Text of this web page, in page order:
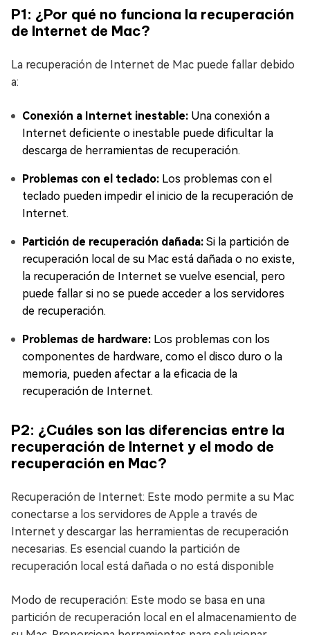
P1: ¿Por qué no funciona la recuperación
de Internet de Mac?
La recuperación de Internet de Mac puede fallar debido
a:
Conexión a Internet inestable: Una conexión a
Internet deficiente o inestable puede dificultar la
descarga de herramientas de recuperación.
Problemas con el teclado: Los problemas con el
teclado pueden impedir el inicio de la recuperación de
Internet.
Partición de recuperación dañada: Si la partición de
recuperación local de su Mac está dañada o no existe,
la recuperación de Internet se vuelve esencial, pero
puede fallar si no se puede acceder a los servidores
de recuperación.
Problemas de hardware: Los problemas con los
componentes de hardware, como el disco duro o la
memoria, pueden afectar a la eficacia de la
recuperación de Internet.
P2: ¿Cuáles son las diferencias entre la
recuperación de Internet y el modo de
recuperación en Mac?
Recuperación de Internet: Este modo permite a su Mac
conectarse a los servidores de Apple a través de
Internet y descargar las herramientas de recuperación
necesarias. Es esencial cuando la partición de
recuperación local está dañada o no está disponible
Modo de recuperación: Este modo se basa en una
partición de recuperación local en el almacenamiento de